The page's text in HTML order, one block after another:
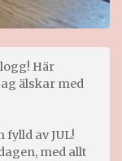
Här
älskar med
av JUL!
med allt